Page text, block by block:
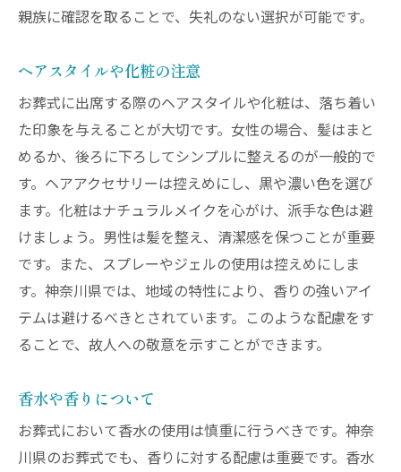
親族に確認を取ることで、失礼のない選択が可能です。
ヘアスタイルや化粧の注意
お葬式に出席する際のヘアスタイルや化粧は、落ち着い
た印象を与えることが大切です。女性の場合、髪はまと
めるか、後ろに下ろしてシンプルに整えるのが一般的で
す。ヘアアクセサリーは控えめにし、黒や濃い色を選び
ます。化粧はナチュラルメイクを心がけ、派手な色は避
けましょう。男性は髪を整え、清潔感を保つことが重要
です。また、スプレーやジェルの使用は控えめにしま
す。神奈川県では、地域の特性により、香りの強いアイ
テムは避けるべきとされています。このような配慮をす
ることで、故人への敬意を示すことができます。
香水や香りについて
お葬式において香水の使用は慎重に行うべきです。神奈
川県のお葬式でも、香りに対する配慮は重要です。香水